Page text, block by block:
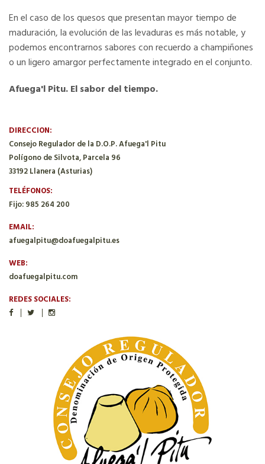
En el caso de los quesos que presentan mayor tiempo de
maduración, la evolución de las levaduras es más notable, y
podemos encontrarnos sabores con recuerdo a champiñones
o un ligero amargor perfectamente integrado en el conjunto.
Afuega'l Pitu. El sabor del tiempo.
DIRECCION:
Consejo Regulador de la D.O.P. Afuega'l Pitu
Polígono de Silvota, Parcela 96
33192 Llanera (Asturias)
TELÉFONOS:
Fijo: 985 264 200
EMAIL:
afuegalpitu@doafuegalpitu.es
WEB:
doafuegalpitu.com
REDES SOCIALES: